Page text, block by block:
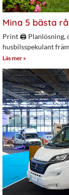
Mina 5 bästa
Print 🖨 Planlösning,
husbilsspekulant
Läs mer »